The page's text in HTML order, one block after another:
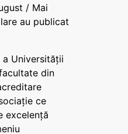
/ Mai
au publicat
a Universității
din
ce
excelență